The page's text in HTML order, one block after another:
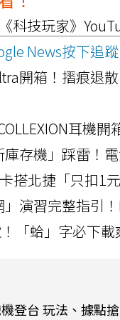
科技玩家》
News按下追
開箱！摺痕退
耳機
存機」踩雷！
搭北捷「只扣1
演習完整指引
「蛤」字必下
登台 玩法、據點搶